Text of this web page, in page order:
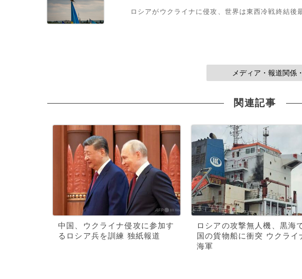
ロシアがウクライナに侵攻、世界は東西冷戦終結後
メディア・報道関係
関連記事
中国、ウクライナ侵攻に参加す
るロシア兵を訓練 独紙報道
ロシアの攻撃無人機、黒海
国の貨物船に衝突 ウクライ
海軍